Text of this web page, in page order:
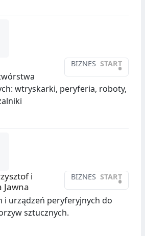
BIZNES START
•
wtryskarki, peryferia, roboty,
BIZNES START
•
i
Jawna
i urządzeń peryferyjnych do
sztucznych.